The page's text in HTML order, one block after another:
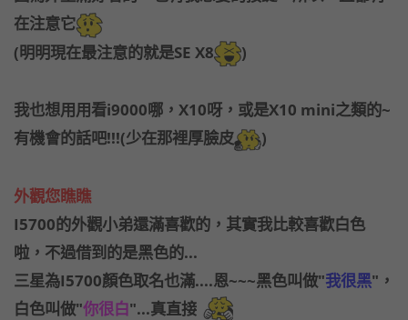
在注意它
(明明現在最注意的就是SE X8
)
我也想用用看i9000哪，X10呀，或是X10 mini之類的~
有機會的話吧!!!(少在那裡厚臉皮
)
外觀您瞧瞧
I5700的外觀小弟還滿喜歡的，其實我比較喜歡白色
啦，不過借到的是黑色的...
三星為I5700顏色取名也滿....恩~~~黑色叫做"我很黑"，
白色叫做"你很白"...真直接